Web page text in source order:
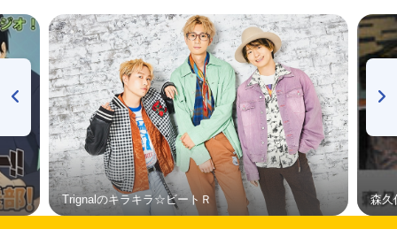
Trignalのキラキラ☆ビートＲ 森久